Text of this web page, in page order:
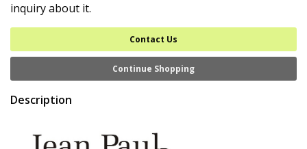
inquiry about it.
Contact Us
Continue Shopping
Description